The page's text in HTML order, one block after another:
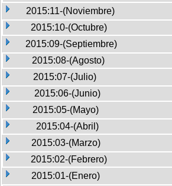
2015:11-(Noviembre)
2015:10-(Octubre)
2015:09-(Septiembre)
2015:08-(Agosto)
2015:07-(Julio)
2015:06-(Junio)
2015:05-(Mayo)
2015:04-(Abril)
2015:03-(Marzo)
2015:02-(Febrero)
2015:01-(Enero)